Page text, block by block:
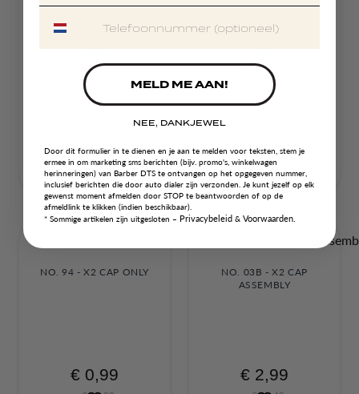
VAN
€ 3,99
OPTIES
VAN
€ 4,99
OPTIES
NO. 94 - X2 CAP ONLY
€ 0,99
NO. 03B - X2 CAP
ASSEMBLY
€ 2,99
MELD ME AAN!
NEE, DANKJEWEL
Door dit formulier in te dienen en je aan te melden voor teksten, stem je
ermee in om marketing sms berichten (bijv. promo's, winkelwagen
herinneringen) van Barber DTS te ontvangen op het opgegeven nummer,
inclusief berichten die door auto dialer zijn verzonden. Je kunt jezelf op elk
gewenst moment afmelden door STOP te beantwoorden of op de
afmeldlink te klikken (indien beschikbaar).
* Sommige artikelen zijn uitgesloten – Privacybeleid & Voorwaarden.